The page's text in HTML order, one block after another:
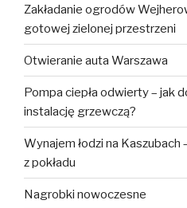
Zakładanie ogrodów
gotowej zielonej przestrzeni
Otwieranie auta Warszawa
Pompa ciepła odwierty – jak
instalację grzewczą?
Wynajem łodzi na
z pokładu
Nagrobki nowoczesne